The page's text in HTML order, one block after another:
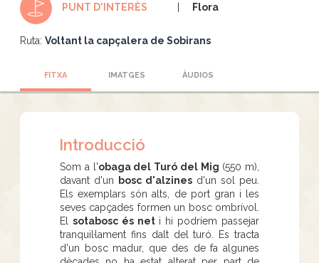
PUNT D'INTERÈS Flora
Ruta: Voltant la capçalera de Sobirans
FITXA IMATGES ÀUDIOS
Introducció
Som a l'obaga del Turó del Mig (550 m),
davant d'un
bosc d'alzines d'un sol peu.
Els exemplars són alts, de port gran i les
seves capçades formen un bosc ombrívol.
El sotabosc és net i hi podríem passejar
tranquil·lament fins dalt del turó. Es tracta
d'un bosc madur, que des de fa algunes